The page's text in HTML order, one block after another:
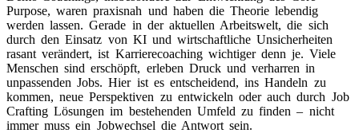
Purpose, waren praxisnah und haben die Theorie lebendig
werden lassen. Gerade in der aktuellen Arbeitswelt, die sich
durch den Einsatz von KI und wirtschaftliche Unsicherheiten
rasant verändert, ist Karrierecoaching wichtiger denn je. Viele
Menschen sind erschöpft, erleben Druck und verharren in
unpassenden Jobs. Hier ist es entscheidend, ins Handeln zu
kommen, neue Perspektiven zu entwickeln oder auch durch Job
Crafting Lösungen im bestehenden Umfeld zu finden – nicht
immer muss ein Jobwechsel die Antwort sein.